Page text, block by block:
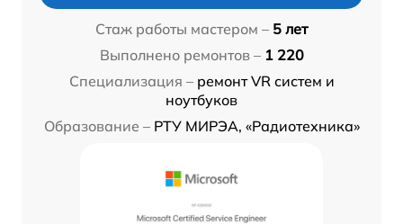
Стаж работы мастером – 5 лет
Выполнено ремонтов – 1 220
Специализация – ремонт VR систем и
ноутбуков
Образование – РТУ МИРЭА, «Радиотехника»